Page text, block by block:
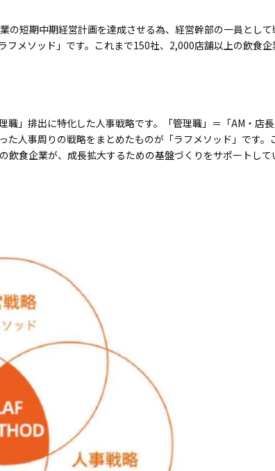
の短期中期経営計画を達成させる為、経営幹部の一員とし
メソッド」です。これまで150社、2,000店舗以上の飲食企
職」排出に特化した人事戦略です。「管理職」＝「AM・店
た人事周りの戦略をまとめたものが「ラフメソッド」です
飲食企業が、成長拡大するための基盤づくりをサポートして